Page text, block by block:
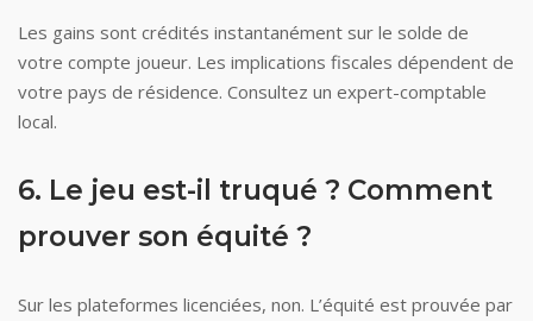
Les gains sont crédités instantanément sur le solde de
votre compte joueur. Les implications fiscales dépendent de
votre pays de résidence. Consultez un expert-comptable
local.
6. Le jeu est-il truqué ? Comment
prouver son équité ?
Sur les plateformes licenciées, non. L’équité est prouvée par